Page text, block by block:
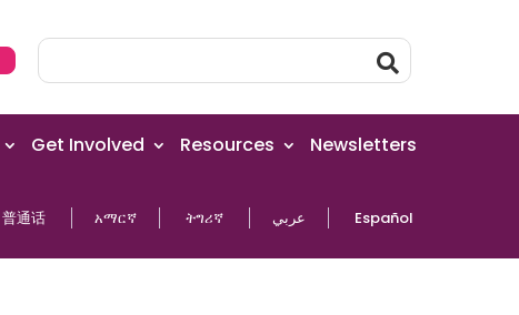
Get Involved Resources Newsletters
普通话 አማርኛ ትግሪኛ عربي Español